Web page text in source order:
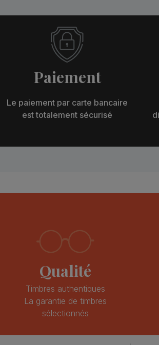
Paiement
Le paiement par carte bancaire
est totalement sécurisé
Qualité
Timbres authentiques
La garantie de timbres
sélectionnés